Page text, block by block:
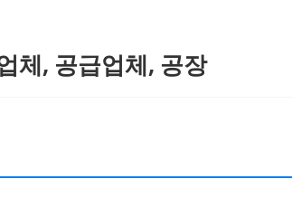
체, 공급업체, 공장